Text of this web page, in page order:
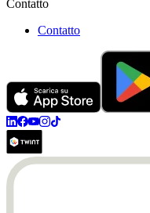
Contatto
Contatto